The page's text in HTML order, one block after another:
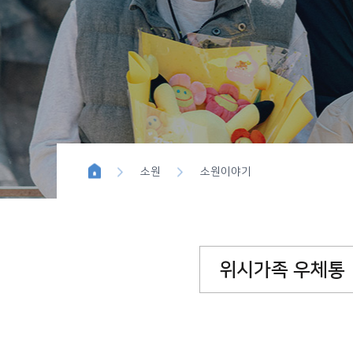
위시이펙트 블루버튼
소원 소원이야기
위시가족 우체통